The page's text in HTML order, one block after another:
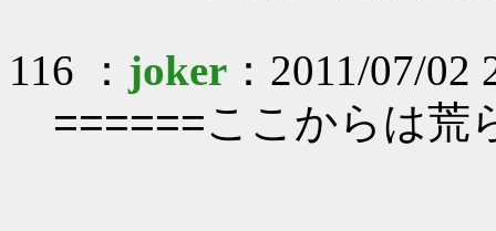
116 ： joker ：2011/07/
======ここからは荒